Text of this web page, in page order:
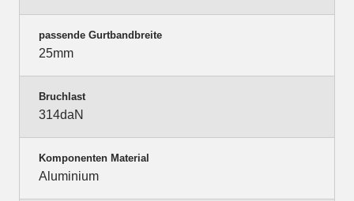
passende Gurtbandbreite
25mm
Bruchlast
314daN
Komponenten Material
Aluminium